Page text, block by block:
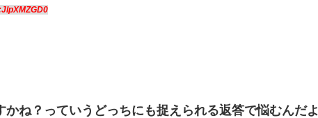
ね？っていうどっちにも捉えられる返答で悩むんだよ